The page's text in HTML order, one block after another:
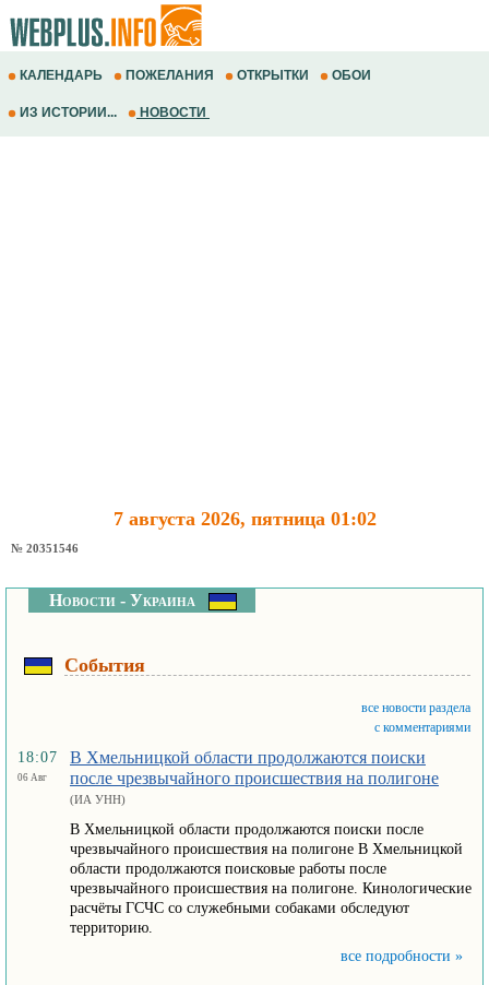
КАЛЕНДАРЬ ПОЖЕЛАНИЯ ОТКРЫТКИ ОБОИ
ИЗ ИСТОРИИ... НОВОСТИ
7 августа 2026, пятница 01:02
№ 20351546
Новости - Украина
События
все новости раздела
с комментариями
18:07
06 Авг
В Хмельницкой области продолжаются поиски
после чрезвычайного происшествия на полигоне
(ИА УНН)
В Хмельницкой области продолжаются поиски после
чрезвычайного происшествия на полигоне В Хмельницкой
области продолжаются поисковые работы после
чрезвычайного происшествия на полигоне. Кинологические
расчёты ГСЧС со служебными собаками обследуют
территорию.
все подробности »